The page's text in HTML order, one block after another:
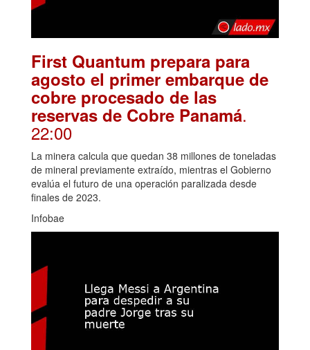
First Quantum prepara para
agosto el primer embarque de
cobre procesado de las
reservas de Cobre Panamá.
22:00
La minera calcula que quedan 38 millones de toneladas
de mineral previamente extraído, mientras el Gobierno
evalúa el futuro de una operación paralizada desde
finales de 2023.
Infobae